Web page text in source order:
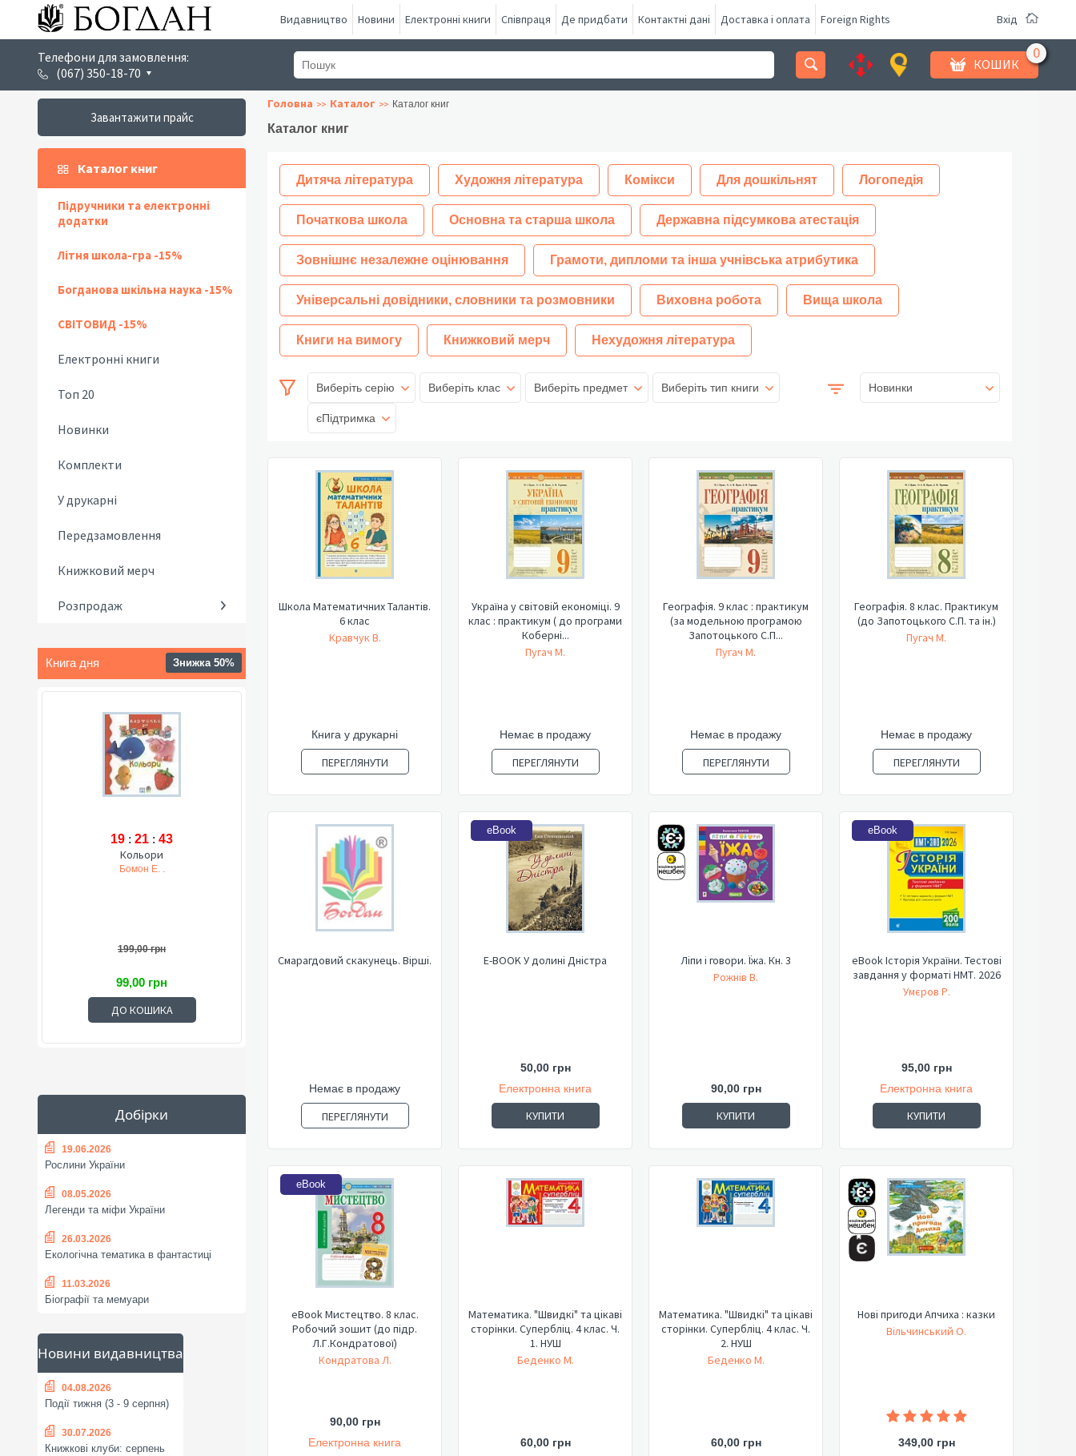
Видавництво Новини Електронні книги Співпраця Де придбати Контактні дані Доставка і оплата Foreign Rights Вхід
Телефони для замовлення:
(067) 350-18-70
КОШИК
Завантажити прайс
Каталог книг
Підручники та електронні
додатки
Літня школа-гра -15%
Богданова шкільна наука -15%
СВІТОВИД -15%
Електронні книги
Топ 20
Новинки
Комплекти
У друкарні
Передзамовлення
Книжковий мерч
Розпродаж
Книга дня Знижка 50%
19 : 21 : 42
Кольори
Бомон Е. .
199,00 грн
99,00 грн
ДО КОШИКА
Добірки
19.06.2026
Рослини України
08.05.2026
Легенди та міфи України
26.03.2026
Екологічна тематика в фантастиці
11.03.2026
Біографії та мемуари
Новини видавництва
04.08.2026
Події тижня (3 - 9 серпня)
30.07.2026
Книжкові клуби: серпень
Головна Каталог Каталог книг
Каталог книг
Дитяча література Художня література Комікси Для дошкільнят Логопедія
Початкова школа Основна та старша школа Державна підсумкова атестація
Зовнішнє незалежне оцінювання Грамоти, дипломи та інша учнівська атрибутика
Універсальні довідники, словники та розмовники Виховна робота Вища школа
Книги на вимогу Книжковий мерч Нехудожня література
Виберіть серію Виберіть клас Виберіть предмет Виберіть тип книги
єПідтримка
Новинки
Школа Математичних Талантів.
6 клас
Кравчук В.
Книга у друкарні
ПЕРЕГЛЯНУТИ
Україна у світовій економіці. 9
клас : практикум ( до програми
Коберні...
Пугач М.
Немає в продажу
ПЕРЕГЛЯНУТИ
Географія. 9 клас : практикум
(за модельною програмою
Запотоцького С.П...
Пугач М.
Немає в продажу
ПЕРЕГЛЯНУТИ
Географія. 8 клас. Практикум
(до Запотоцького С.П. та ін.)
Пугач М.
Немає в продажу
ПЕРЕГЛЯНУТИ
Смарагдовий скакунець. Вірші.
Немає в продажу
ПЕРЕГЛЯНУТИ
eBook
E-BOOK У долині Дністра
50,00 грн
Електронна книга
КУПИТИ
Ліпи і говори. Їжа. Кн. 3
Рожнів В.
90,00 грн
КУПИТИ
eBook
eBook Історія України. Тестові
завдання у форматі НМТ. 2026
Умєров Р.
95,00 грн
Електронна книга
КУПИТИ
eBook
eBook Мистецтво. 8 клас.
Робочий зошит (до підр.
Л.Г.Кондратової)
Кондратова Л.
90,00 грн
Електронна книга
Математика. "Швидкі" та цікаві
сторінки. Супербліц. 4 клас. Ч.
1. НУШ
Беденко М.
60,00 грн
Математика. "Швидкі" та цікаві
сторінки. Супербліц. 4 клас. Ч.
2. НУШ
Беденко М.
60,00 грн
Нові пригоди Апчиха : казки
Вільчинський О.
349,00 грн